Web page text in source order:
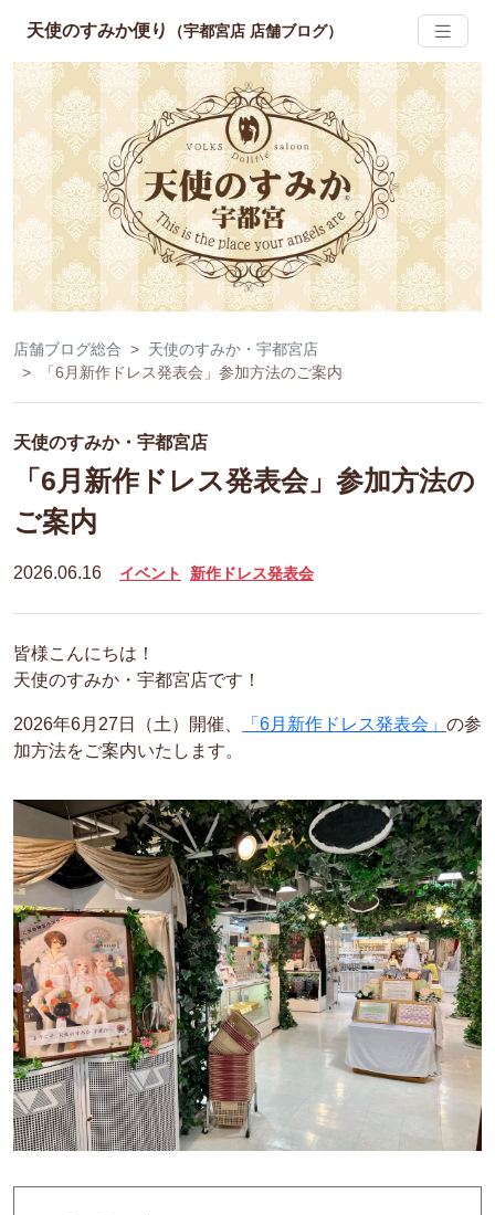
天使のすみか便り （宇都宮店 店舗ブログ）
店舗ブログ総合
天使のすみか・宇都宮店
「6月新作ドレス発表会」参加方法のご案内
天使のすみか・宇都宮店
「6月新作ドレス発表会」参加方法の
ご案内
2026.06.16 イベント 新作ドレス発表会
皆様こんにちは！
天使のすみか・宇都宮店です！
2026年6月27日（土）開催、 「6月新作ドレス発表会」 の参
加方法をご案内いたします。